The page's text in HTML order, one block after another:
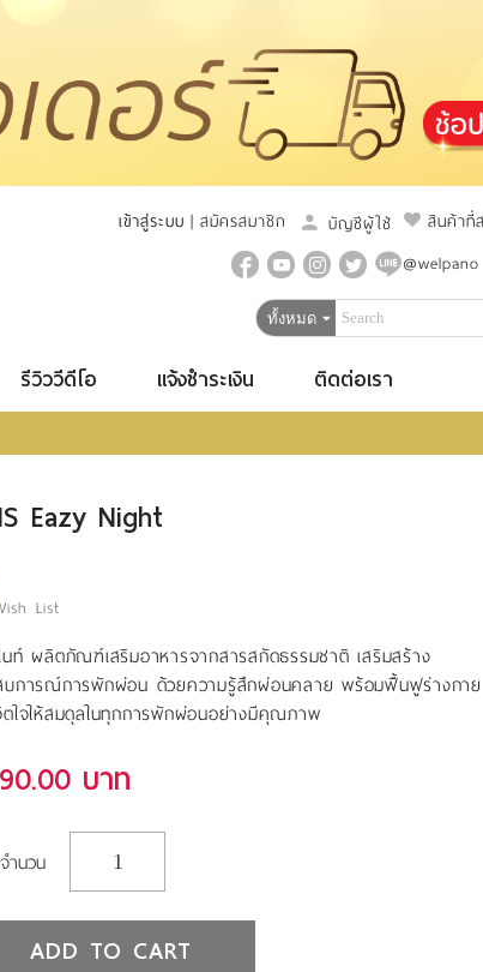
เข้าสู่ระบบ | สมัครสมาชิก บัญชีผู้ใช้ สินค้าที่
@welpano
รีวิววีดีโอ แจ้งชำระเงิน ติดต่อเรา
Eazy Night
List
ท์ ผลิตภัณฑ์เสริมอาหารจากสารสกัดธรรมชาติ เสริมสร้าง
บการณ์การพักผ่อน ด้วยความรู้สึกผ่อนคลาย พร้อมฟื้นฟูร่างกาย
ตใจให้สมดุลในทุกการพักผ่อนอย่างมีคุณภาพ
บาท
ำนวน
ADD TO CART